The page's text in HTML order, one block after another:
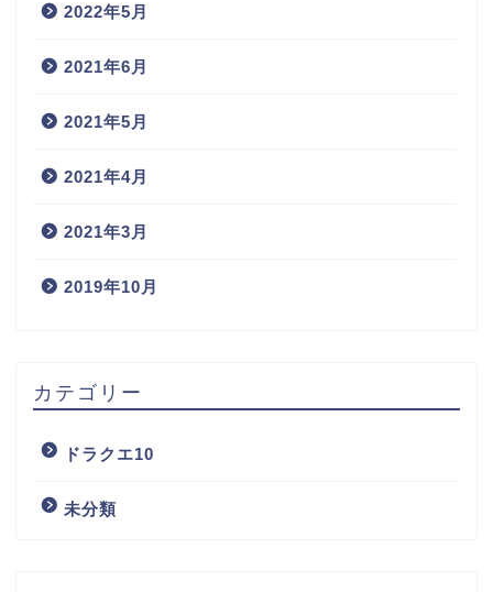
2022年5月
2021年6月
2021年5月
2021年4月
2021年3月
2019年10月
カテゴリー
ドラクエ10
未分類